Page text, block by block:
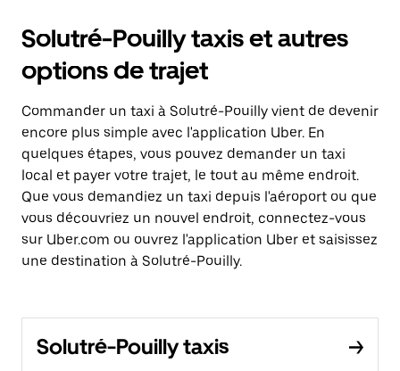
Solutré-Pouilly taxis et autres
options de trajet
Commander un taxi à Solutré-Pouilly vient de devenir
encore plus simple avec l'application Uber. En
quelques étapes, vous pouvez demander un taxi
local et payer votre trajet, le tout au même endroit.
Que vous demandiez un taxi depuis l'aéroport ou que
vous découvriez un nouvel endroit, connectez-vous
sur Uber.com ou ouvrez l'application Uber et saisissez
une destination à Solutré-Pouilly.
Solutré-Pouilly taxis